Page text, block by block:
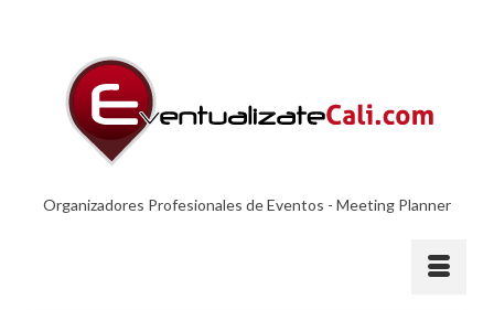
Organizadores Profesionales de Eventos - Meeting Planner